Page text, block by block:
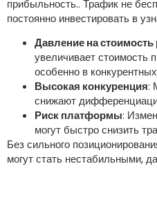
прибыльность.. Трафик не
постоянно инвестировать в
Давление на
увеличивает стоимость
особенно в
Высокая конкуренция:
снижают
Риск платформы:
могут быстро снизить
Без сильного
могут стать нестабильными,